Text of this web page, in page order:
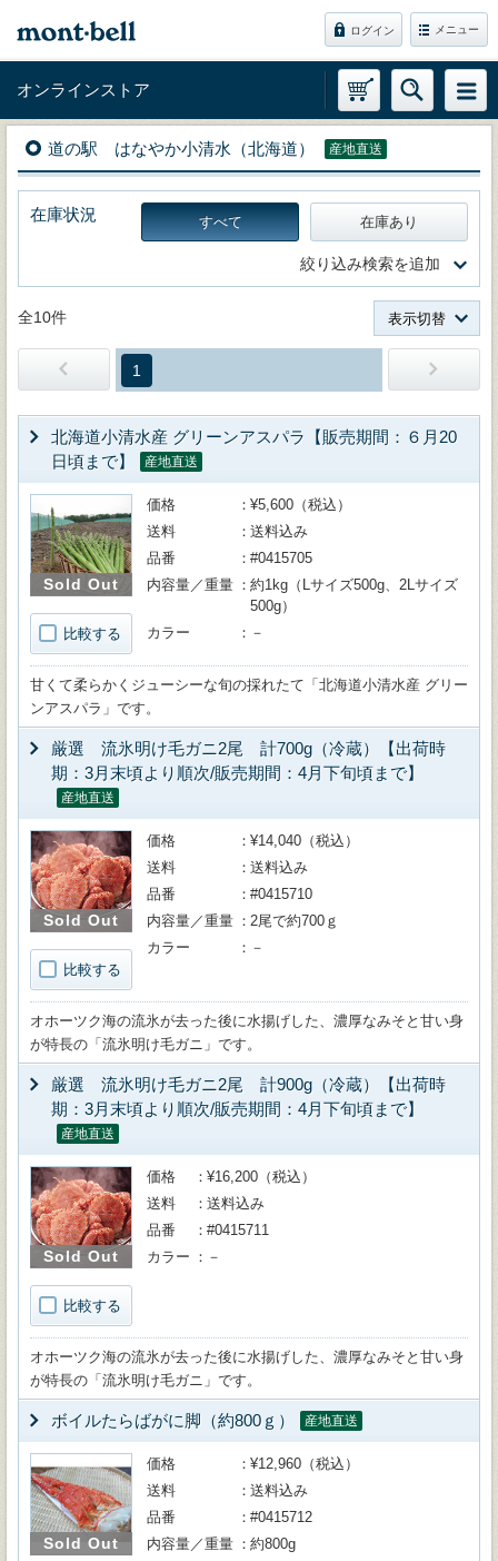
ログイン メニュー
オンラインストア
道の駅 はなやか小清水（北海道） 産地直送
在庫状況 すべて 在庫あり
絞り込み検索を追加
全10件 表示切替
1
北海道小清水産 グリーンアスパラ【販売期間：６月20
日頃まで】
産地直送
Sold Out
比較する
価格
¥5,600（税込）
送料
送料込み
品番
#0415705
内容量／重量
約1kg（Lサイズ500g、2Lサイズ
500g）
カラー
－
甘くて柔らかくジューシーな旬の採れたて「北海道小清水産 グリー
ンアスパラ」です。
厳選 流氷明け毛ガニ2尾 計700g（冷蔵）【出荷時
期：3月末頃より順次/販売期間：4月下旬頃まで】
産地直送
Sold Out
比較する
価格
¥14,040（税込）
送料
送料込み
品番
#0415710
内容量／重量
2尾で約700ｇ
カラー
－
オホーツク海の流氷が去った後に水揚げした、濃厚なみそと甘い身
が特長の「流氷明け毛ガニ」です。
厳選 流氷明け毛ガニ2尾 計900g（冷蔵）【出荷時
期：3月末頃より順次/販売期間：4月下旬頃まで】
産地直送
Sold Out
比較する
価格
¥16,200（税込）
送料
送料込み
品番
#0415711
カラー
－
オホーツク海の流氷が去った後に水揚げした、濃厚なみそと甘い身
が特長の「流氷明け毛ガニ」です。
ボイルたらばがに脚（約800ｇ） 産地直送
Sold Out
価格
¥12,960（税込）
送料
送料込み
品番
#0415712
内容量／重量
約800g